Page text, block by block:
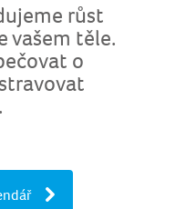
růst
vašem těle.
o